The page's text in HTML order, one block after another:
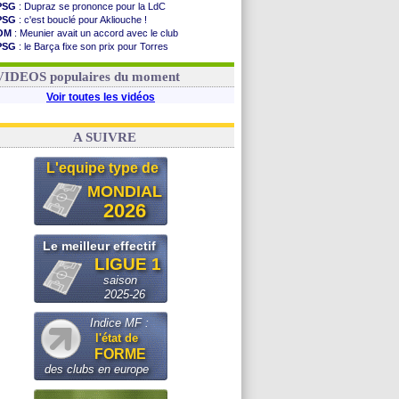
: Dupraz se prononce pour la LdC
: c'est bouclé pour Akliouche !
: Meunier avait un accord avec le club
: le Barça fixe son prix pour Torres
: Torres souhaite rejoindre le PSG !
populaires du moment
Voir toutes les vidéos
A SUIVRE
L'equipe type de
MONDIAL
2026
Le meilleur effectif
LIGUE 1
saison
2025-26
Indice MF :
l'état de
FORME
des clubs en europe